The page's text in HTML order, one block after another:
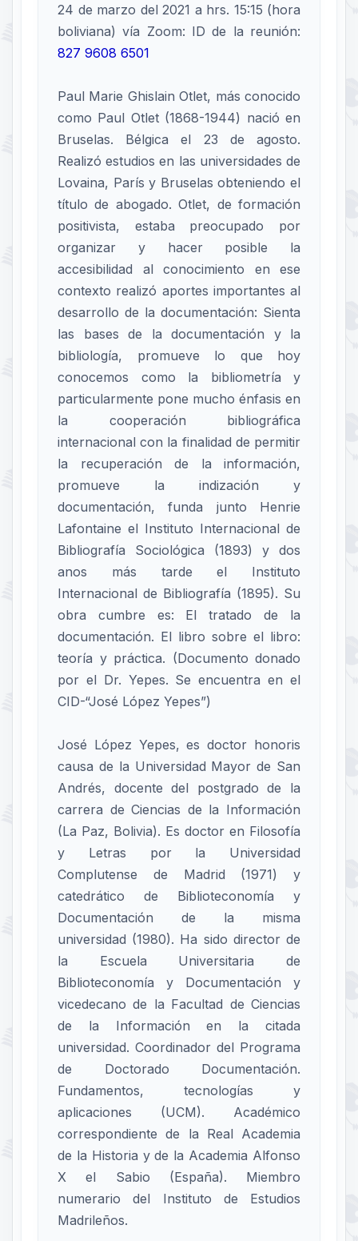
24 de marzo del 2021 a hrs. 15:15 (hora
boliviana) vía Zoom: ID de la reunión:
827 9608 6501
Paul Marie Ghislain Otlet, más conocido
como Paul Otlet (1868-1944) nació en
Bruselas. Bélgica el 23 de agosto.
Realizó estudios en las universidades de
Lovaina, París y Bruselas obteniendo el
título de abogado. Otlet, de formación
positivista, estaba preocupado por
organizar y hacer posible la
accesibilidad al conocimiento en ese
contexto realizó aportes importantes al
desarrollo de la documentación: Sienta
las bases de la documentación y la
bibliología, promueve lo que hoy
conocemos como la bibliometría y
particularmente pone mucho énfasis en
la cooperación bibliográfica
internacional con la finalidad de permitir
la recuperación de la información,
promueve la indización y
documentación, funda junto Henrie
Lafontaine el Instituto Internacional de
Bibliografía Sociológica (1893) y dos
anos más tarde el Instituto
Internacional de Bibliografía (1895). Su
obra cumbre es: El tratado de la
documentación. El libro sobre el libro:
teoría y práctica. (Documento donado
por el Dr. Yepes. Se encuentra en el
CID-“José López Yepes”)
José López Yepes, es doctor honoris
causa de la Universidad Mayor de San
Andrés, docente del postgrado de la
carrera de Ciencias de la Información
(La Paz, Bolivia). Es doctor en Filosofía
y Letras por la Universidad
Complutense de Madrid (1971) y
catedrático de Biblioteconomía y
Documentación de la misma
universidad (1980). Ha sido director de
la Escuela Universitaria de
Biblioteconomía y Documentación y
vicedecano de la Facultad de Ciencias
de la Información en la citada
universidad. Coordinador del Programa
de Doctorado Documentación.
Fundamentos, tecnologías y
aplicaciones (UCM). Académico
correspondiente de la Real Academia
de la Historia y de la Academia Alfonso
X el Sabio (España). Miembro
numerario del Instituto de Estudios
Madrileños.